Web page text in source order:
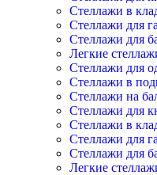
Стеллажи в
Стеллажи для
Стеллажи для
Легкие
Стеллажи для
Стеллажи в
Стеллажи на
Стеллажи для
Стеллажи в
Стеллажи для
Стеллажи для
Легкие